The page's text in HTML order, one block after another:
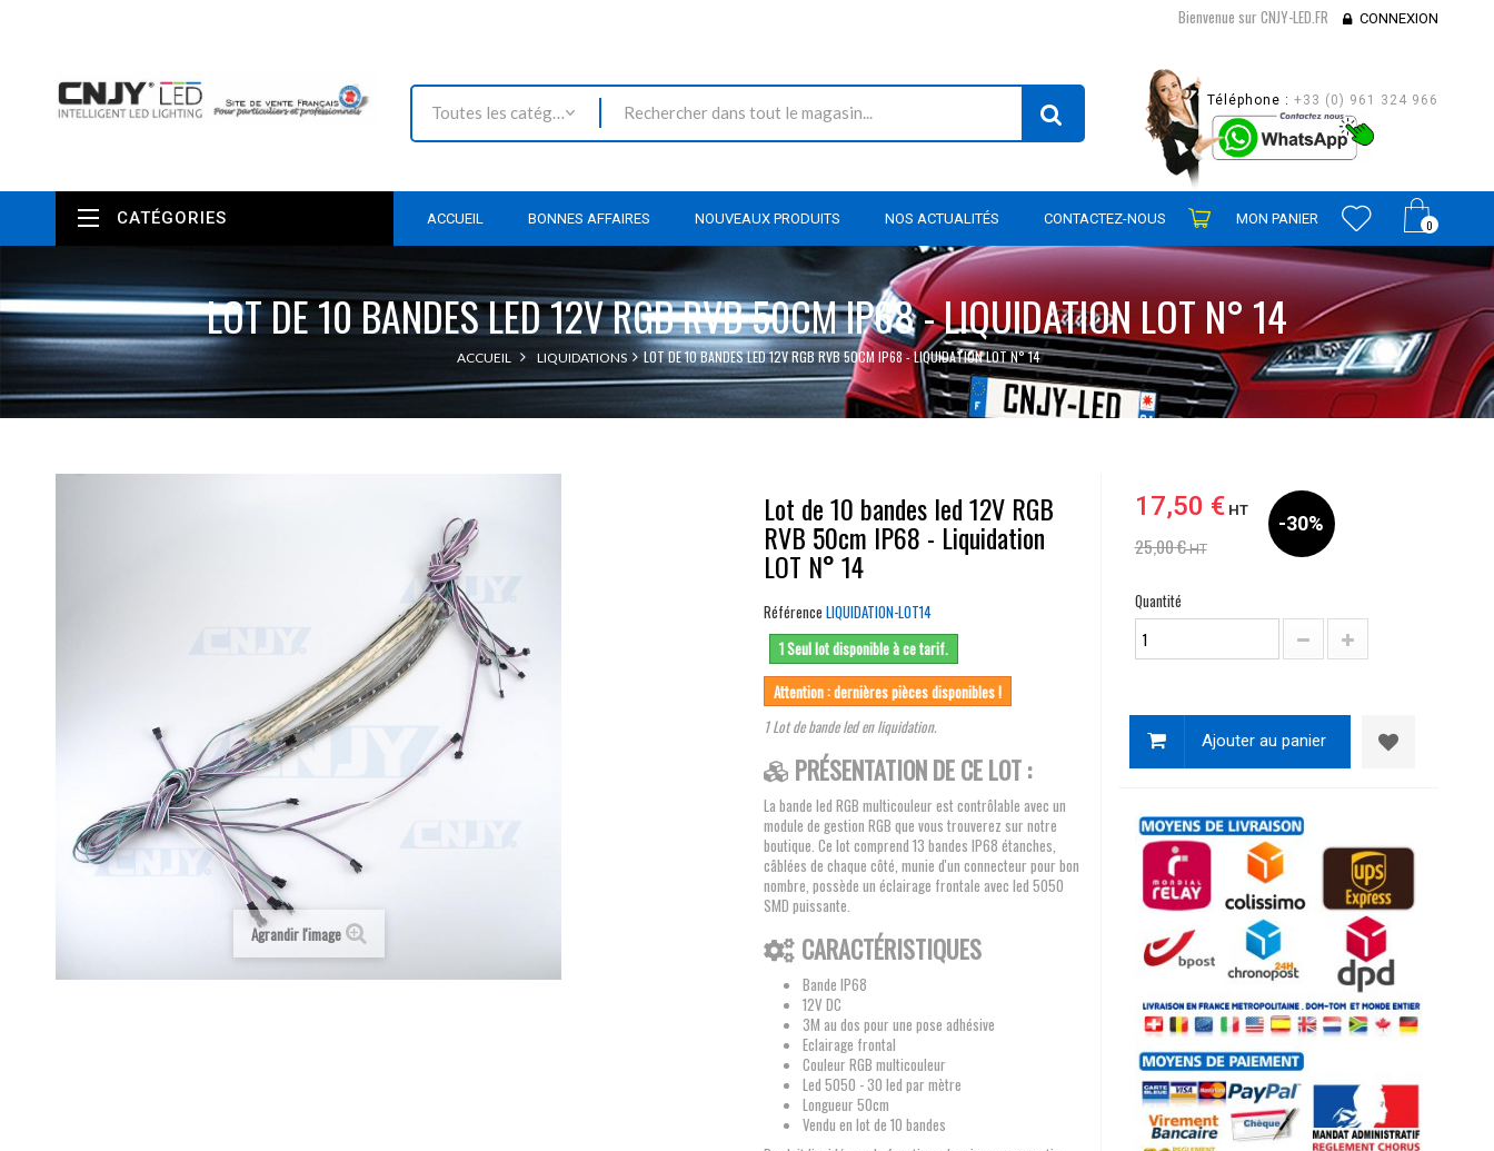
Bienvenue sur CNJY-LED.FR CONNEXION
Toutes les catégories
Téléphone : +33 (0) 961 324 966
0
ACCUEIL BONNES AFFAIRES NOUVEAUX PRODUITS NOS ACTUALITÉS CONTACTEZ-NOUS MON PANIER
CATÉGORIES
LOT DE 10 BANDES LED 12V RGB RVB 50CM IP68 - LIQUIDATION LOT N° 14
ACCUEIL LIQUIDATIONS LOT DE 10 BANDES LED 12V RGB RVB 50CM IP68 - LIQUIDATION LOT N° 14
Agrandir l'image
Lot de 10 bandes led 12V RGB
RVB 50cm IP68 - Liquidation
LOT N° 14
Référence LIQUIDATION-LOT14
1 Seul lot disponible à ce tarif.
Attention : dernières pièces disponibles !
1 Lot de bande led en liquidation.
PRÉSENTATION DE CE LOT :
La bande led RGB multicouleur est contrôlable avec un
module de gestion RGB que vous trouverez sur notre
boutique. Ce lot comprend 13 bandes IP68 étanches,
câblées de chaque côté, munie d'un connecteur pour bon
nombre, possède un éclairage frontale avec led 5050
SMD puissante.
CARACTÉRISTIQUES
Bande IP68
12V DC
3M au dos pour une pose adhésive
Eclairage frontal
Couleur RGB multicouleur
Led 5050 - 30 led par mètre
Longueur 50cm
Vendu en lot de 10 bandes
17,50 €HT
25,00 €HT
-30%
Quantité
Ajouter au panier